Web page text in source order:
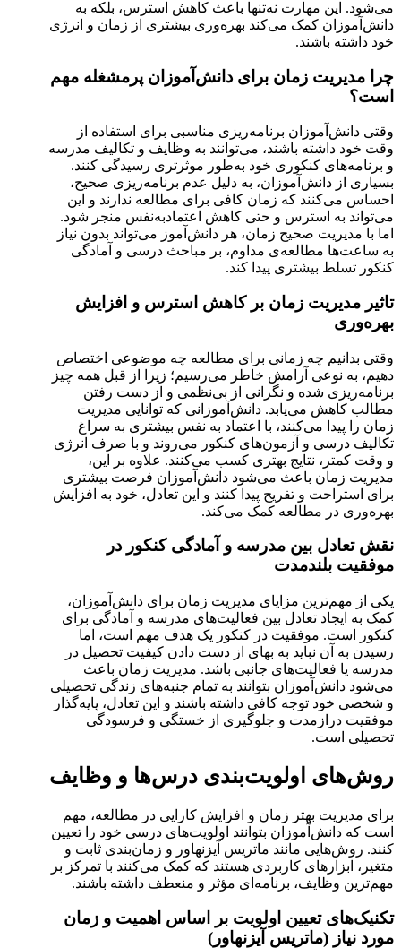
می‌شود. این مهارت نه‌تنها باعث کاهش استرس، بلکه به
دانش‌آموزان کمک می‌کند بهره‌وری بیشتری از زمان و انرژی
خود داشته باشند.
چرا مدیریت زمان برای دانش‌آموزان پرمشغله مهم
است؟
وقتی دانش‌آموزان برنامه‌ریزی مناسبی برای استفاده از
وقت خود داشته باشند، می‌توانند به وظایف و تکالیف مدرسه
و برنامه‌های کنکوری خود به‌طور موثرتری رسیدگی کنند.
بسیاری از دانش‌آموزان، به دلیل عدم برنامه‌ریزی صحیح،
احساس می‌کنند که زمان کافی برای مطالعه ندارند و این
می‌تواند به استرس و حتی کاهش اعتمادبه‌نفس منجر شود.
اما با مدیریت صحیح زمان، هر دانش‌آموز می‌تواند بدون نیاز
به ساعت‌ها مطالعه‌ی مداوم، بر مباحث درسی و آمادگی
کنکور تسلط بیشتری پیدا کند.
تاثیر مدیریت زمان بر کاهش استرس و افزایش
بهره‌وری
وقتی بدانیم چه زمانی برای مطالعه چه موضوعی اختصاص
دهیم، به نوعی آرامش خاطر می‌رسیم؛ زیرا از قبل همه چیز
برنامه‌ریزی شده و نگرانی از بی‌نظمی و از دست رفتن
مطالب کاهش می‌یابد. دانش‌آموزانی که توانایی مدیریت
زمان را پیدا می‌کنند، با اعتماد به نفس بیشتری به سراغ
تکالیف درسی و آزمون‌های کنکور می‌روند و با صرف انرژی
و وقت کمتر، نتایج بهتری کسب می‌کنند. علاوه بر این،
مدیریت زمان باعث می‌شود دانش‌آموزان فرصت بیشتری
برای استراحت و تفریح پیدا کنند و این تعادل، خود به افزایش
بهره‌وری در مطالعه کمک می‌کند.
نقش تعادل بین مدرسه و آمادگی کنکور در
موفقیت بلندمدت
یکی از مهم‌ترین مزایای مدیریت زمان برای دانش‌آموزان،
کمک به ایجاد تعادل بین فعالیت‌های مدرسه و آمادگی برای
کنکور است. موفقیت در کنکور یک هدف مهم است، اما
رسیدن به آن نباید به بهای از دست دادن کیفیت تحصیل در
مدرسه یا فعالیت‌های جانبی باشد. مدیریت زمان باعث
می‌شود دانش‌آموزان بتوانند به تمام جنبه‌های زندگی تحصیلی
و شخصی خود توجه کافی داشته باشند و این تعادل، پایه‌گذار
موفقیت درازمدت و جلوگیری از خستگی و فرسودگی
تحصیلی است.
روش‌های اولویت‌بندی درس‌ها و وظایف
برای مدیریت بهتر زمان و افزایش کارایی در مطالعه، مهم
است که دانش‌آموزان بتوانند اولویت‌های درسی خود را تعیین
کنند. روش‌هایی مانند ماتریس آیزنهاور و زمان‌بندی ثابت و
متغیر، ابزارهای کاربردی هستند که کمک می‌کنند با تمرکز بر
مهم‌ترین وظایف، برنامه‌ای مؤثر و منعطف داشته باشند.
تکنیک‌های تعیین اولویت بر اساس اهمیت و زمان
مورد نیاز (ماتریس آیزنهاور)